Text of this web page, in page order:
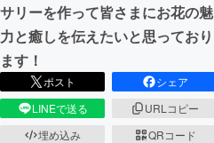
サリーを作って皆さまにお花の魅
力と癒しを伝えたいと思っており
ます！
ポスト
シェア
LINEで送る
URLコピー
埋め込み
QRコード